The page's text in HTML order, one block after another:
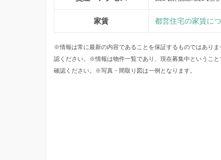
家賃 都営住宅の家賃に
※情報は常に最新の内容であることを保証するものではあり
認ください。※情報は物件一覧であり、現在募集中というこ
確認ください。※写真・間取り図は一例となります。